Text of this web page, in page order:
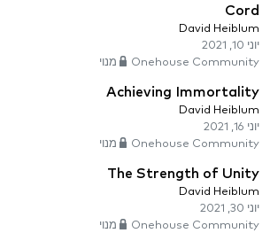
Cord
David Heiblum
יוני 10, 2021
Onehouse Community מנוי
Achieving Immortality
David Heiblum
יוני 16, 2021
Onehouse Community מנוי
The Strength of Unity
David Heiblum
יוני 30, 2021
Onehouse Community מנוי